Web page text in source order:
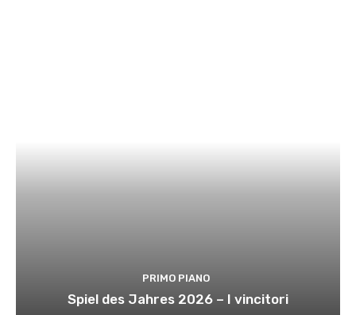
PRIMO PIANO
Spiel des Jahres 2026 – I vincitori